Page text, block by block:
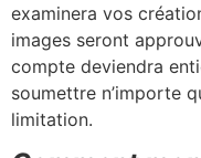
examinera vos
images seront
compte deviendra
soumettre n’importe
limitation.